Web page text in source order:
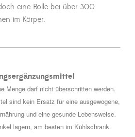
eine Rolle bei über 300
im Körper.
Menge darf nicht überschritten werden.
sind kein Ersatz für eine ausgewogene,
und eine gesunde Lebensweise.
lagern, am besten im Kühlschrank.